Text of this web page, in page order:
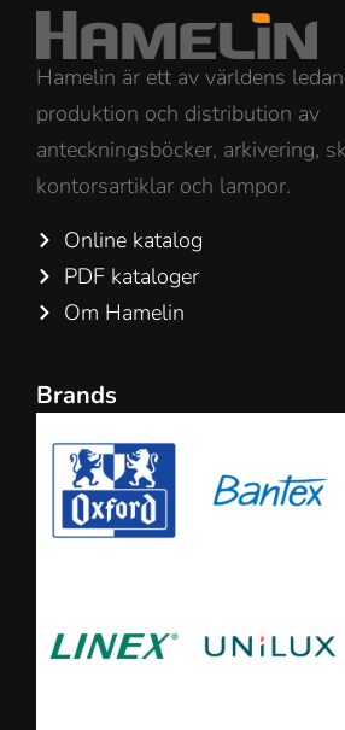
Hamelin är ett av världens
produktion och distribution av
anteckningsböcker, arkivering,
kontorsartiklar och lampor.
Online katalog
PDF kataloger
Om Hamelin
Brands